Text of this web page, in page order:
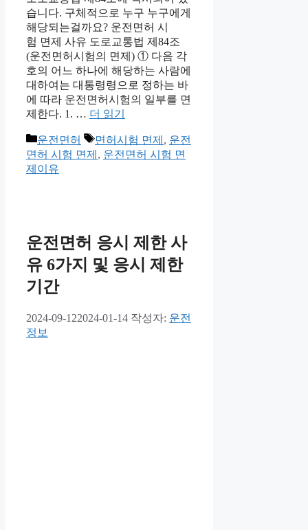
습니다. 구체적으로 누구 누구에게
해당되는걸까요? 운전면허 시
험 면제 사유 도로교통법 제84조
(운전면허시험의 면제) ① 다음 각
호의 어느 하나에 해당하는 사람에
대하여는 대통령령으로 정하는 바
에 따라 운전면허시험의 일부를 면
제한다. 1. … 더 읽기
카
테
고
운전면허
태
그
면허시험 면제 , 운전
면허 시험 면제 , 운전면허 시험 면
제이유
운전면허 응시 제한 사
유 6가지 및 응시 제한
기간
2024-09-122024-01-14 작성자: 운전
정보